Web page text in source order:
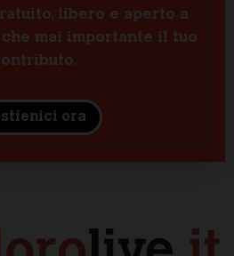
libero e aperto a
mai importante il tuo
ora